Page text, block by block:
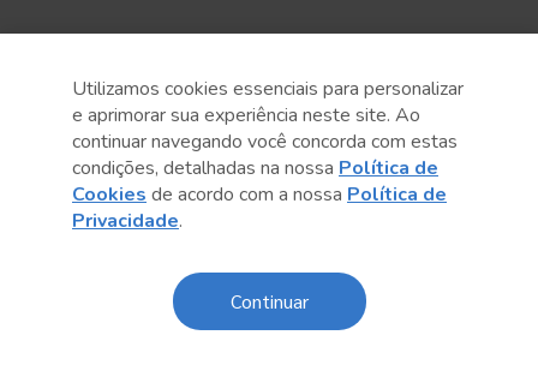
Utilizamos cookies essenciais para personalizar
e aprimorar sua experiência neste site. Ao
continuar navegando você concorda com estas
condições, detalhadas na nossa Política de
Cookies de acordo com a nossa Política de
Privacidade.
Continuar